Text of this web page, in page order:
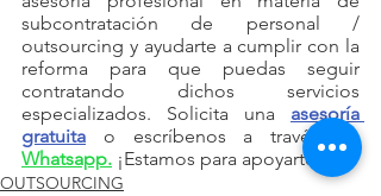
subcontratación de personal /
outsourcing y ayudarte a cumplir con la
reforma para que puedas seguir
contratando dichos servicios
especializados. Solicita una asesoría
gratuita
o escríbenos a través de
Whatsapp. ¡Estamos para apoyarte!
OUTSOURCING